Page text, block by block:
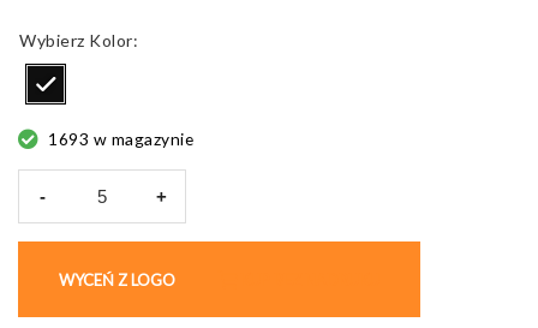
Kolor
1693 w magazynie
-
kartek
+
WYCEŃ Z LOGO